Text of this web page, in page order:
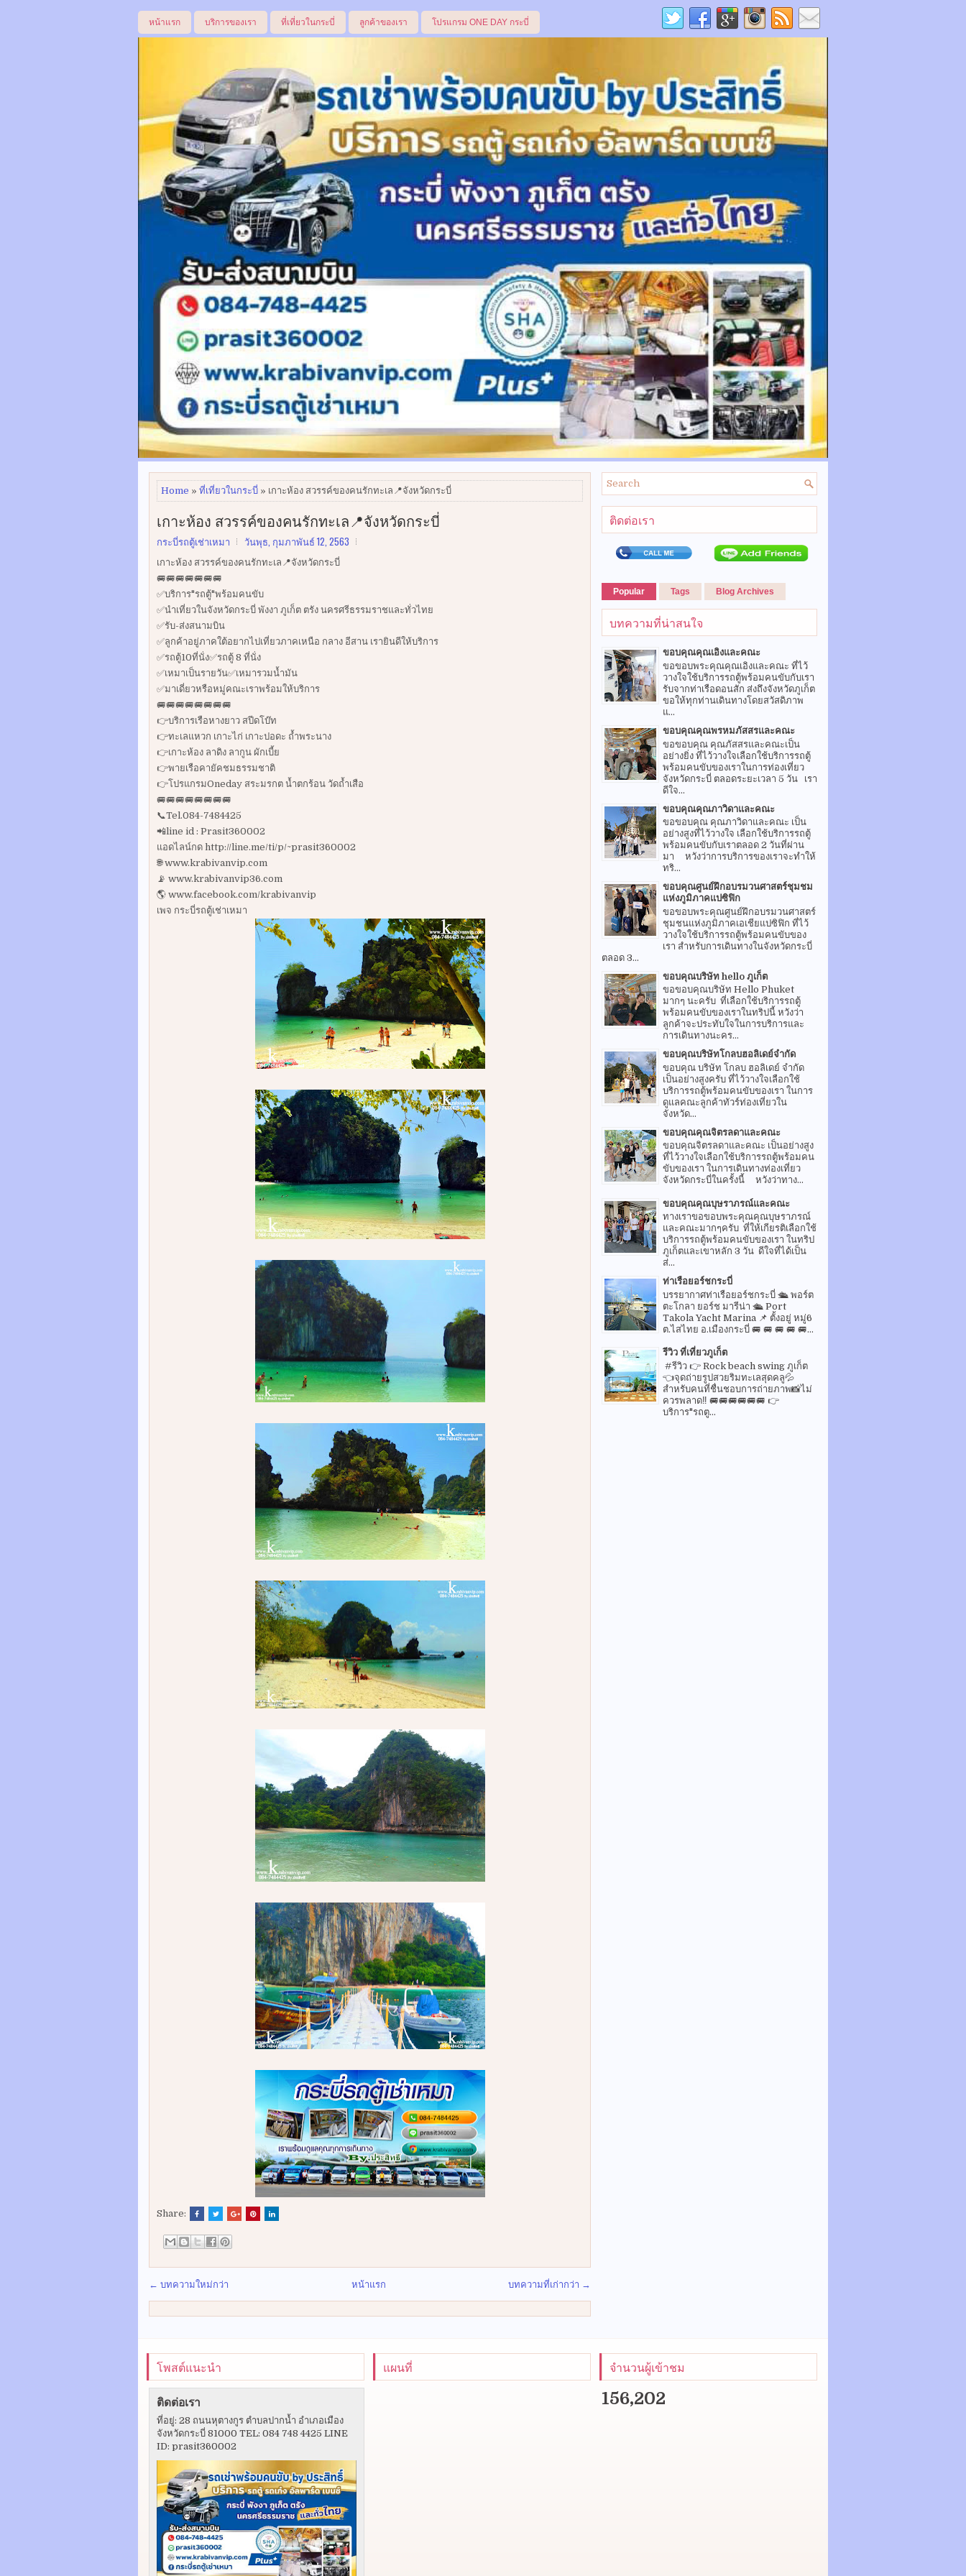
หน้าแรก บริการของเรา ที่เที่ยวในกระบี่ ลูกค้าของเรา โปรแกรม ONE DAY กระบี่
Home » ที่เที่ยวในกระบี่ » เกาะห้อง สวรรค์ของคนรักทะเล📍จังหวัดกระบี่
เกาะห้อง สวรรค์ของคนรักทะเล📍จังหวัดกระบี่
กระบี่รถตู้เช่าเหมา วันพุธ, กุมภาพันธ์ 12, 2563
เกาะห้อง สวรรค์ของคนรักทะเล📍จังหวัดกระบี่
🚐🚐🚐🚐🚐🚐🚐
✅บริการ"รถตู้"พร้อมคนขับ
✅นำเที่ยวในจังหวัดกระบี่ พังงา ภูเก็ต ตรัง นครศรีธรรมราชและทั่วไทย
✅รับ-ส่งสนามบิน
✅ลูกค้าอยู่ภาคใต้อยากไปเที่ยวภาคเหนือ กลาง อีสาน เรายินดีให้บริการ
✅รถตู้10ที่นั่ง✅รถตู้ 8 ที่นั่ง
✅เหมาเป็นรายวัน✅เหมารวมน้ำมัน
✅มาเดี่ยวหรือหมู่คณะเราพร้อมให้บริการ
🚐🚐🚐🚐🚐🚐🚐🚐
👉บริการเรือหางยาว สปีดโบ๊ท
👉ทะเลแหวก เกาะไก่ เกาะปอดะ ถ้ำพระนาง
👉เกาะห้อง ลาดิง ลากูน ผักเบี้ย
👉พายเรือคายัคชมธรรมชาติ
👉โปรแกรมOneday สระมรกต น้ำตกร้อน วัดถ้ำเสือ
🚐🚐🚐🚐🚐🚐🚐🚐
📞Tel.084-7484425
📲line id : Prasit360002
แอดไลน์กด http://line.me/ti/p/~prasit360002
🌐 www.krabivanvip.com
📡 www.krabivanvip36.com
🌎 www.facebook.com/krabivanvip
เพจ กระบี่รถตู้เช่าเหมา
Share:
← บทความใหม่กว่า บทความที่เก่ากว่า →
หน้าแรก
ติดต่อเรา
Popular Tags Blog Archives
บทความที่น่าสนใจ
ขอบคุณคุณเอิงและคณะ
ขอขอบพระคุณคุณเอิงและคณะ ที่ไว้
วางใจใช้บริการรถตู้พร้อมคนขับกับเรา
รับจากท่าเรือดอนสัก ส่งถึงจังหวัดภูเก็ต
ขอให้ทุกท่านเดินทางโดยสวัสดิภาพ
แ...
ขอบคุณคุณพรหมภัสสรและคณะ
ขอขอบคุณ คุณภัสสรและคณะเป็น
อย่างยิ่ง ที่ไว้วางใจเลือกใช้บริการรถตู้
พร้อมคนขับของเราในการท่องเที่ยว
จังหวัดกระบี่ ตลอดระยะเวลา 5 วัน เรา
ดีใจ...
ขอบคุณคุณภาวิดาและคณะ
ขอขอบคุณ คุณภาวิดาและคณะ เป็น
อย่างสูงที่ไว้วางใจ เลือกใช้บริการรถตู้
พร้อมคนขับกับเราตลอด 2 วันที่ผ่าน
มา หวังว่าการบริการของเราจะทำให้
ทริ...
ขอบคุณศูนย์ฝึกอบรมวนศาสตร์ชุมชม
แห่งภูมิภาคแปซิฟิก
ขอขอบพระคุณศูนย์ฝึกอบรมวนศาสตร์
ชุมชนแห่งภูมิภาคเอเชียแปซิฟิก ที่ไว้
วางใจใช้บริการรถตู้พร้อมคนขับของ
เรา สำหรับการเดินทางในจังหวัดกระบี่
ตลอด 3...
ขอบคุณบริษัท hello ภูเก็ต
ขอขอบคุณบริษัท Hello Phuket
มากๆ นะครับ ที่เลือกใช้บริการรถตู้
พร้อมคนขับของเราในทริปนี้ หวังว่า
ลูกค้าจะประทับใจในการบริการและ
การเดินทางนะคร...
ขอบคุณบริษัทโกลบฮอลิเดย์จำกัด
ขอบคุณ บริษัท โกลบ ฮอลิเดย์ จำกัด
เป็นอย่างสูงครับ ที่ไว้วางใจเลือกใช้
บริการรถตู้พร้อมคนขับของเรา ในการ
ดูแลคณะลูกค้าทัวร์ท่องเที่ยวใน
จังหวัด...
ขอบคุณคุณจิตรลดาและคณะ
ขอบคุณจิตรลดาและคณะ เป็นอย่างสูง
ที่ไว้วางใจเลือกใช้บริการรถตู้พร้อมคน
ขับของเรา ในการเดินทางท่องเที่ยว
จังหวัดกระบี่ในครั้งนี้ หวังว่าทาง...
ขอบคุณคุณบุษราภรณ์และคณะ
ทางเราขอขอบพระคุณคุณบุษราภรณ์
และคณะมากๆครับ ที่ให้เกียรติเลือกใช้
บริการรถตู้พร้อมคนขับของเรา ในทริป
ภูเก็ตและเขาหลัก 3 วัน ดีใจที่ได้เป็น
ส่...
ท่าเรือยอร์ชกระบี่
บรรยากาศท่าเรือยอร์ชกระบี่ 🛳 พอร์ต
ตะโกลา ยอร์ช มารีน่า 🛳 Port
Takola Yacht Marina 📌 ตั้งอยู่ หมู่6
ต.ไสไทย อ.เมืองกระบี่ 🚐 🚐 🚐 🚐 🚐...
รีวิว ที่เที่ยวภูเก็ต
#รีวิว 👉 Rock beach swing ภูเก็ต
👈จุดถ่ายรูปสวยริมทะเลสุดคลู💦
สำหรับคนที่ชื่นชอบการถ่ายภาพ📸ไม่
ควรพลาด‼️ 🚐🚐🚐🚐🚐🚐 👉
บริการ"รถตู...
โพสต์แนะนำ
ติดต่อเรา
ที่อยู่: 28 ถนนหุตางกูร ตำบลปากน้ำ อำเภอเมือง
จังหวัดกระบี่ 81000 TEL: 084 748 4425 LINE
ID: prasit360002
แผนที่ จำนวนผู้เข้าชม
156,202